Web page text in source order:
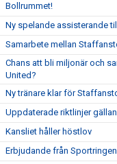
Bollrummet!
Ny spelande assisterande
Samarbete mellan
Chans att bli miljonär och
United?
Ny tränare klar för
Uppdaterade riktlinjer
Kansliet håller höstlov
Erbjudande från Sportringen